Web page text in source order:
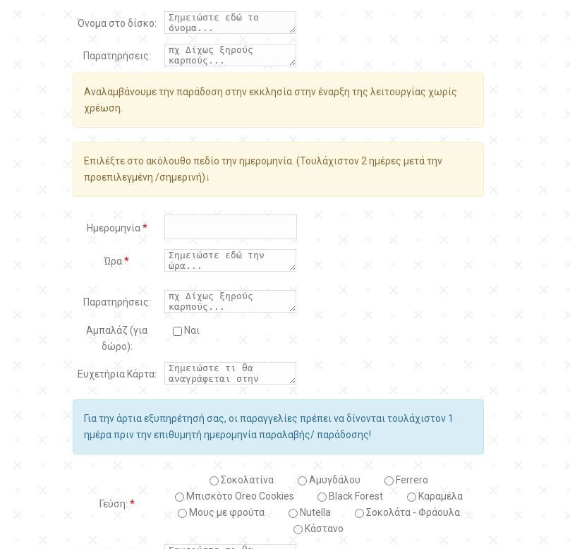
Όνομα στο δίσκο:
Παρατηρήσεις:
Αναλαμβάνουμε την παράδοση στην εκκλησία στην έναρξη της λειτουργίας χωρίς
χρέωση.
Επιλέξτε στο ακόλουθο πεδίο την ημερομηνία. (Τουλάχιστον 2 ημέρες μετά την
προεπιλεγμένη /σημερινή)↓
Ημερομηνία*
Ώρα*
Παρατηρήσεις:
Αμπαλάζ (για
δώρο):
Ναι
Ευχετήρια Κάρτα:
Για την άρτια εξυπηρέτησή σας, οι παραγγελίες πρέπει να δίνονται τουλάχιστον 1
ημέρα πριν την επιθυμητή ημερομηνία παραλαβής/ παράδοσης!
Γεύση: *
Σοκολατίνα Αμυγδάλου
Ferrero
Μπισκότο Oreo Cookies
Black Forest
Kαραμέλα
Μους με φρούτα
Nutella
Σοκολάτα - Φράουλα
Κάστανο